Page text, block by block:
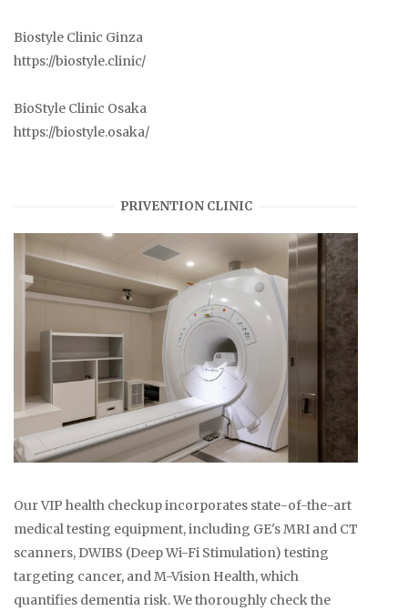
Biostyle Clinic Ginza
https://biostyle.clinic/
BioStyle Clinic Osaka
https://biostyle.osaka/
PRIVENTION CLINIC
Our VIP health checkup incorporates state-of-the-art
medical testing equipment, including GE's MRI and CT
scanners, DWIBS (Deep Wi-Fi Stimulation) testing
targeting cancer, and M-Vision Health, which
quantifies dementia risk. We thoroughly check the